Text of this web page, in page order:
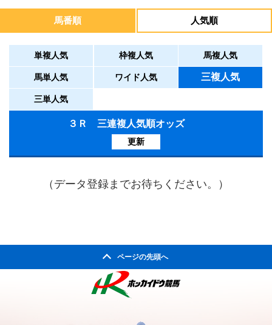
馬番順 人気順
単複人気 枠複人気 馬複人気
馬単人気 ワイド人気 三複人気
三単人気
３Ｒ 三連複人気順オッズ
更新
（データ登録までお待ちください。）
ページの先頭へ